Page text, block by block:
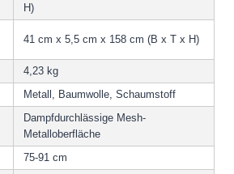
H)
41 cm x 5,5 cm x 158 cm (B x T x H)
4,23 kg
Metall, Baumwolle, Schaumstoff
Dampfdurchlässige Mesh-
Metalloberfläche
75-91 cm